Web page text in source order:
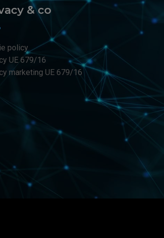
& co
policy
UE 679/16
marketing UE 679/16